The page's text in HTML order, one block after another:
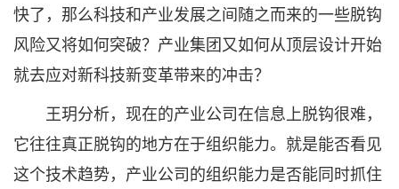
快了，那么科技和产业发展之间随之而来的一些脱钩
风险又将如何突破？产业集团又如何从顶层设计开始
就去应对新科技新变革带来的冲击？
王玥分析，现在的产业公司在信息上脱钩很难，
它往往真正脱钩的地方在于组织能力。就是能否看见
这个技术趋势，产业公司的组织能力是否能同时抓住